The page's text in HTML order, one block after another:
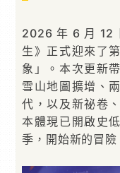
2026 年 6 月 12
生》正式迎來了
象」。本次更新
雪山地圖擴增、
代，以及新祕卷
本體現已開啟史
季，開始新的冒險